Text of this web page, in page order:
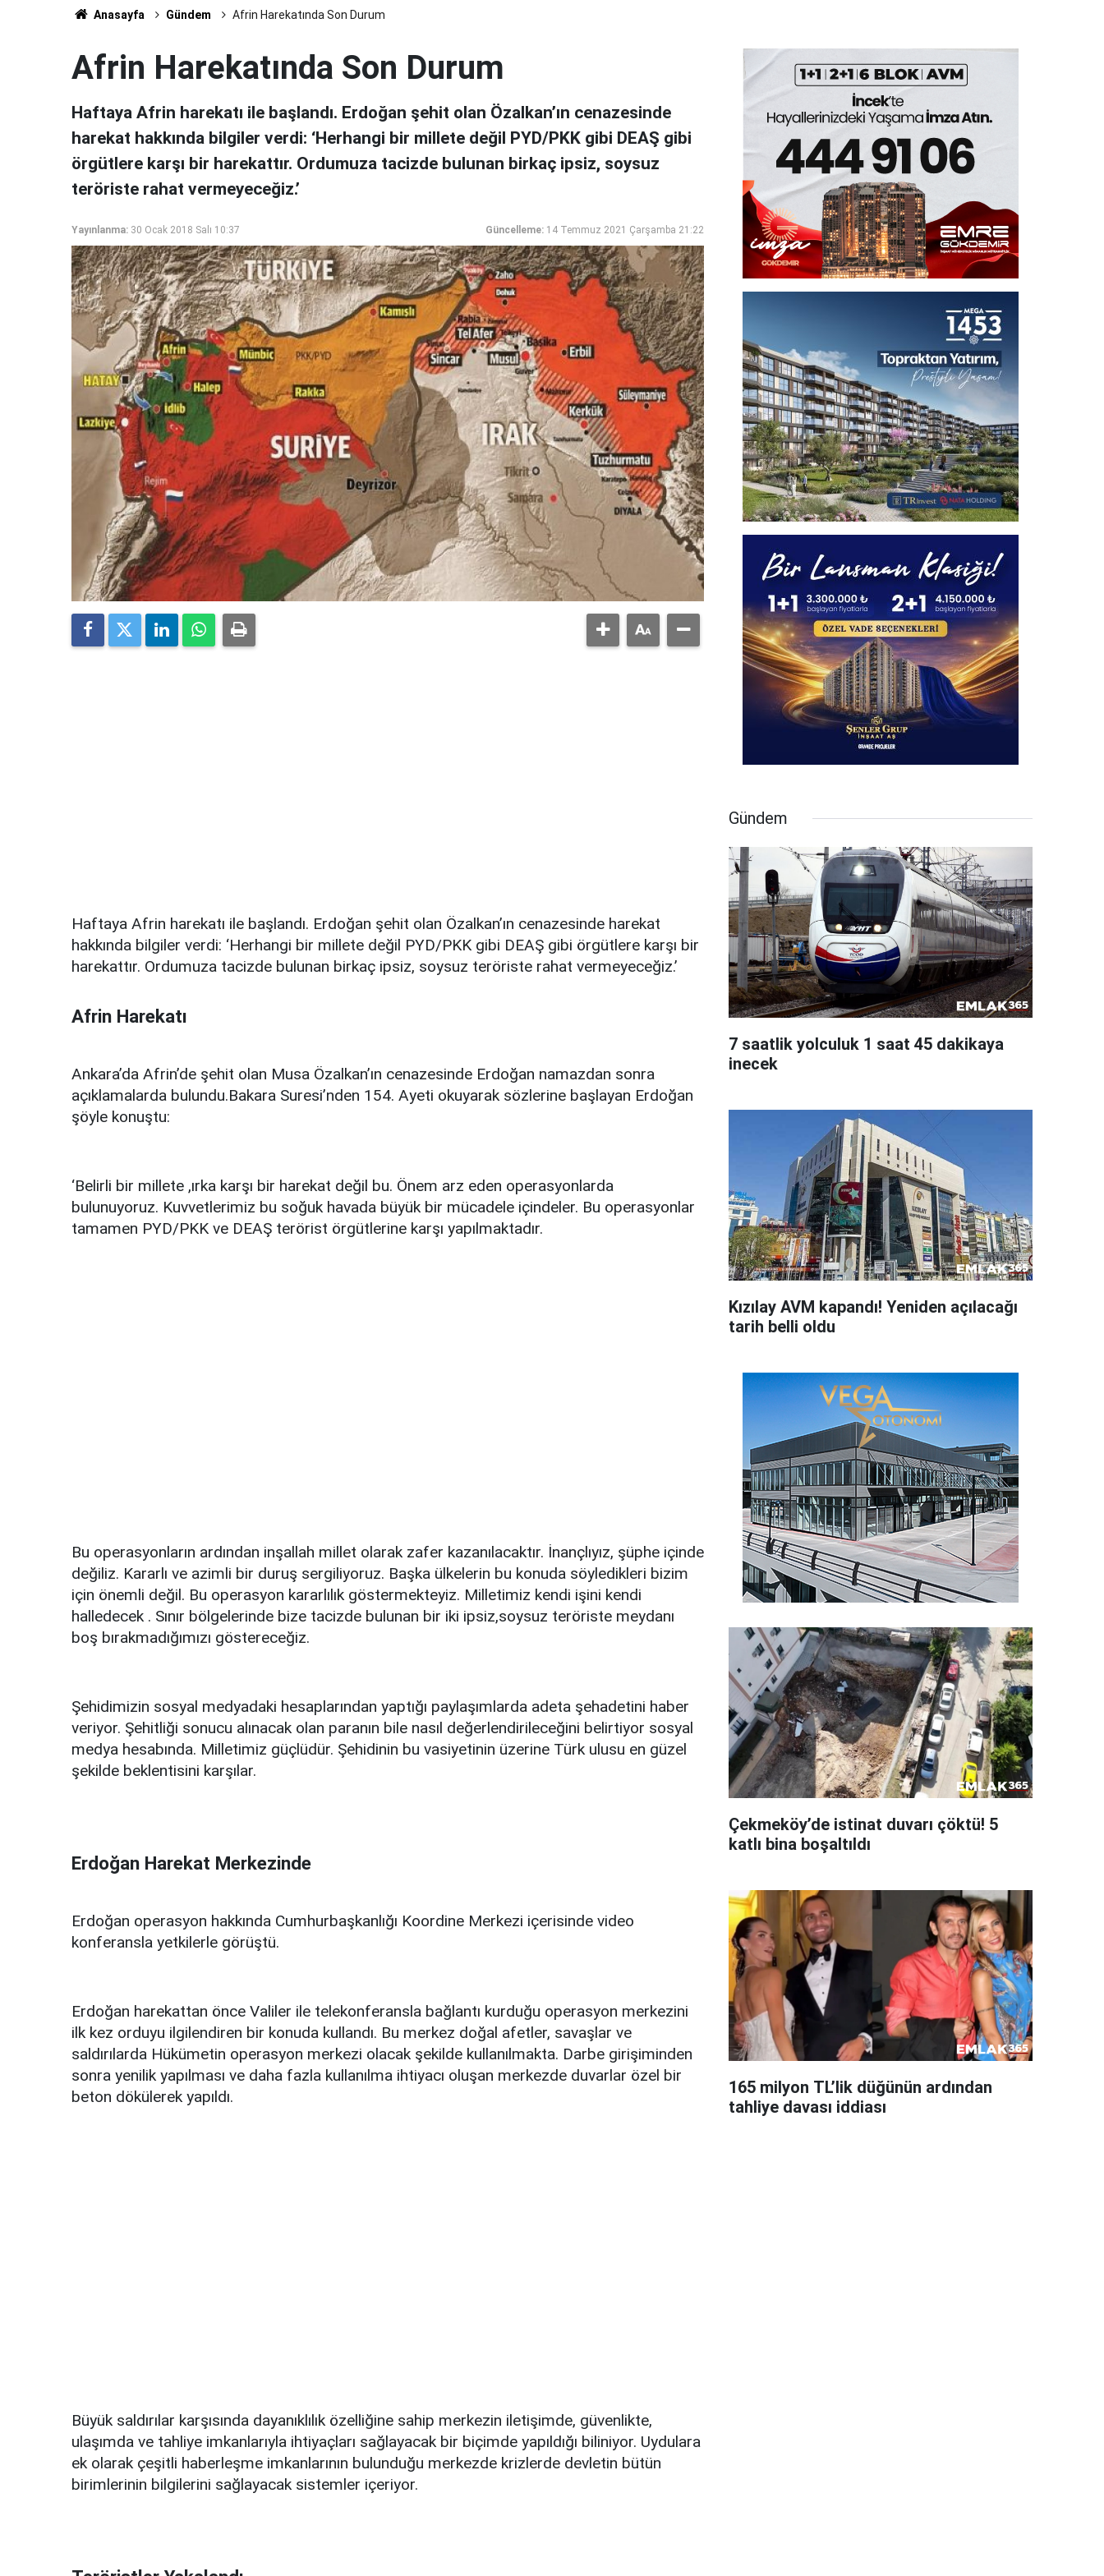
Anasayfa Gündem Afrin Harekatında Son Durum
Afrin Harekatında Son Durum
Haftaya Afrin harekatı ile başlandı. Erdoğan şehit olan Özalkan’ın cenazesinde
harekat hakkında bilgiler verdi: ‘Herhangi bir millete değil PYD/PKK gibi DEAŞ gibi
örgütlere karşı bir harekattır. Ordumuza tacizde bulunan birkaç ipsiz, soysuz
teröriste rahat vermeyeceğiz.’
Yayınlanma: 30 Ocak 2018 Salı 10:37 Güncelleme: 14 Temmuz 2021 Çarşamba 21:22
Haftaya Afrin harekatı ile başlandı. Erdoğan şehit olan Özalkan’ın cenazesinde harekat
hakkında bilgiler verdi: ‘Herhangi bir millete değil PYD/PKK gibi DEAŞ gibi örgütlere karşı bir
harekattır. Ordumuza tacizde bulunan birkaç ipsiz, soysuz teröriste rahat vermeyeceğiz.’
Afrin Harekatı
Ankara’da Afrin’de şehit olan Musa Özalkan’ın cenazesinde Erdoğan namazdan sonra
açıklamalarda bulundu.Bakara Suresi’nden 154. Ayeti okuyarak sözlerine başlayan Erdoğan
şöyle konuştu:
‘Belirli bir millete ,ırka karşı bir harekat değil bu. Önem arz eden operasyonlarda
bulunuyoruz. Kuvvetlerimiz bu soğuk havada büyük bir mücadele içindeler. Bu operasyonlar
tamamen PYD/PKK ve DEAŞ terörist örgütlerine karşı yapılmaktadır.
Bu operasyonların ardından inşallah millet olarak zafer kazanılacaktır. İnançlıyız, şüphe içinde
değiliz. Kararlı ve azimli bir duruş sergiliyoruz. Başka ülkelerin bu konuda söyledikleri bizim
için önemli değil. Bu operasyon kararlılık göstermekteyiz. Milletimiz kendi işini kendi
halledecek . Sınır bölgelerinde bize tacizde bulunan bir iki ipsiz,soysuz teröriste meydanı
boş bırakmadığımızı göstereceğiz.
Şehidimizin sosyal medyadaki hesaplarından yaptığı paylaşımlarda adeta şehadetini haber
veriyor. Şehitliği sonucu alınacak olan paranın bile nasıl değerlendirileceğini belirtiyor sosyal
medya hesabında. Milletimiz güçlüdür. Şehidinin bu vasiyetinin üzerine Türk ulusu en güzel
şekilde beklentisini karşılar.
Erdoğan Harekat Merkezinde
Erdoğan operasyon hakkında Cumhurbaşkanlığı Koordine Merkezi içerisinde video
konferansla yetkilerle görüştü.
Erdoğan harekattan önce Valiler ile telekonferansla bağlantı kurduğu operasyon merkezini
ilk kez orduyu ilgilendiren bir konuda kullandı. Bu merkez doğal afetler, savaşlar ve
saldırılarda Hükümetin operasyon merkezi olacak şekilde kullanılmakta. Darbe girişiminden
sonra yenilik yapılması ve daha fazla kullanılma ihtiyacı oluşan merkezde duvarlar özel bir
beton dökülerek yapıldı.
Büyük saldırılar karşısında dayanıklılık özelliğine sahip merkezin iletişimde, güvenlikte,
ulaşımda ve tahliye imkanlarıyla ihtiyaçları sağlayacak bir biçimde yapıldığı biliniyor. Uydulara
ek olarak çeşitli haberleşme imkanlarının bulunduğu merkezde krizlerde devletin bütün
birimlerinin bilgilerini sağlayacak sistemler içeriyor.
Gündem
7 saatlik yolculuk 1 saat 45 dakikaya
inecek
Kızılay AVM kapandı! Yeniden açılacağı
tarih belli oldu
Çekmeköy’de istinat duvarı çöktü! 5
katlı bina boşaltıldı
165 milyon TL’lik düğünün ardından
tahliye davası iddiası